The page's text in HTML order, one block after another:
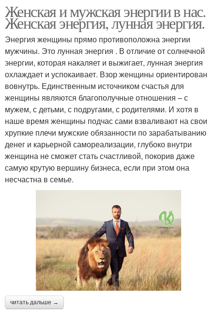
Женская и мужская энергии в нас.
Женская энергия, лунная энергия.
Энергия женщины прямо противоположна энергии
мужчины. Это лунная энергия . В отличие от солнечной
энергии, которая накаляет и выжигает, лунная энергия
охлаждает и успокаивает. Взор женщины ориентирован
вовнутрь. Единственным источником счастья для
женщины являются благополучные отношения – с
мужем, с детьми, с подругами, с родителями. И хотя в
наше время женщины подчас сами взваливают на свои
хрупкие плечи мужские обязанности по зарабатыванию
денег и карьерной самореализации, глубоко внутри
женщина не сможет стать счастливой, покорив даже
самую крутую вершину бизнеса, если при этом она
несчастна в семье.
читать дальше →